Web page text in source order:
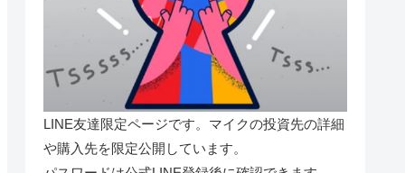
LINE友達限定ページです。マイクの投資先の詳細
や購入先を限定公開しています。